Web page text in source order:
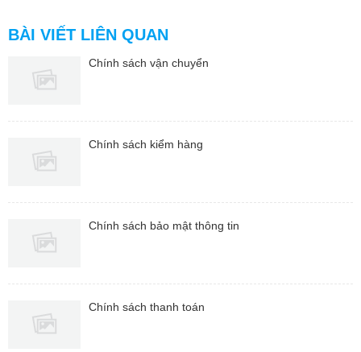
BÀI VIẾT LIÊN QUAN
Chính sách vận chuyển
Chính sách kiểm hàng
Chính sách bảo mật thông tin
Chính sách thanh toán